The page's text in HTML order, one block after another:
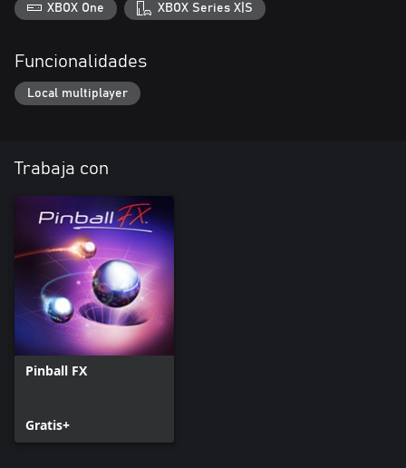
XBOX One XBOX Series X|S
Funcionalidades
Local multiplayer
Trabaja con
Pinball FX
Gratis+